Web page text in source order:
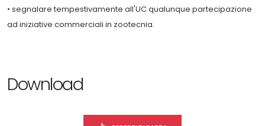
• segnalare tempestivamente all'UC qualunque partecipazione
ad iniziative commerciali in zootecnia.
Download